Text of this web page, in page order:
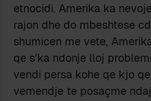
etnocidi. Amerika ka
rajon dhe do mbeshtese
shumicen me vete,
qe s’ka ndonje lloj
vendi persa kohe qe kjo
vemendje te posaçme